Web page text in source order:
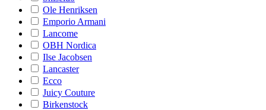
Ole Henriksen
Emporio Armani
Lancome
OBH Nordica
Ilse Jacobsen
Lancaster
Ecco
Juicy Couture
Birkenstock